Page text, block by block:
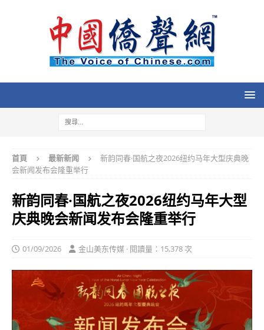
首頁 最新新闻
新韵同春·国航之夜2026纽约马年大型庆典晚
会新闻发布会隆重举行
新韵同春·国航之夜2026纽约马年大型
庆典晚会新闻发布会隆重举行
01/09/2026 金山美东传媒 · 閱讀量：15,378 次